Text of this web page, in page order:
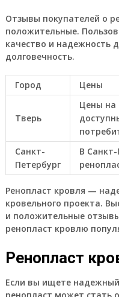
Отзывы покупателей о
положительные.
качество и надежность
долговечность.
Город Цены
Тверь
Цены на
Санкт-
Петербург
В
Ренопласт кровля —
кровельного проекта.
и положительные
ренопласт кровлю
Ренопласт
Если вы ищете